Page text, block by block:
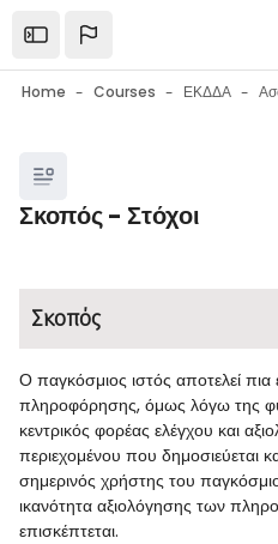
Open the sidebar
Home Courses ΕΚΔΔΑ
Blocks
Σκοπός - Στόχοι
Blocks
Σκοπός
Ο παγκόσμιος ιστός αποτελεί
πληροφόρησης, όμως λόγω της
κεντρικός φορέας ελέγχου και
περιεχομένου που δημοσιεύεται
σημερινός χρήστης του
ικανότητα αξιολόγησης των
επισκέπτεται.